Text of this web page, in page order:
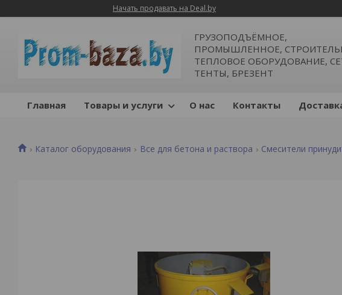
Начать продавать на Deal.by
ГРУЗОПОДЪЁМНОЕ,
ПРОМЫШЛЕННОЕ,
ТЕПЛОВОЕ ОБОРУДОВАНИЕ,
ТЕНТЫ, БРЕЗЕНТ
Главная Товары и услуги О нас Контакты
Каталог оборудования Все для бетона и раствора Смесители